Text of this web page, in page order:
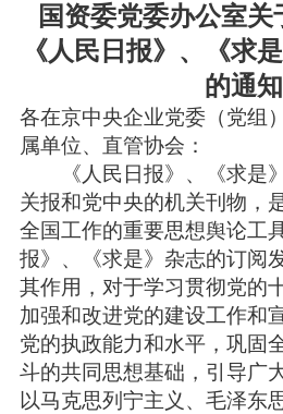
国资委党委办公室关
《人民日报》、《求
的通知
各在京中央企业党委（党组
属单位、直管协会：
《人民日报》、《求是
关报和党中央的机关刊物，
全国工作的重要思想舆论工
报》、《求是》杂志的订阅
其作用，对于学习贯彻党的
加强和改进党的建设工作和
党的执政能力和水平，巩固
斗的共同思想基础，引导广
以马克思列宁主义、毛泽东